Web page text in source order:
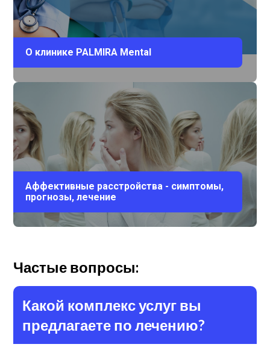
О клинике PALMIRA Mental
Аффективные расстройства - симптомы,
прогнозы, лечение
Частые вопросы:
Какой комплекс услуг вы
предлагаете по лечению?